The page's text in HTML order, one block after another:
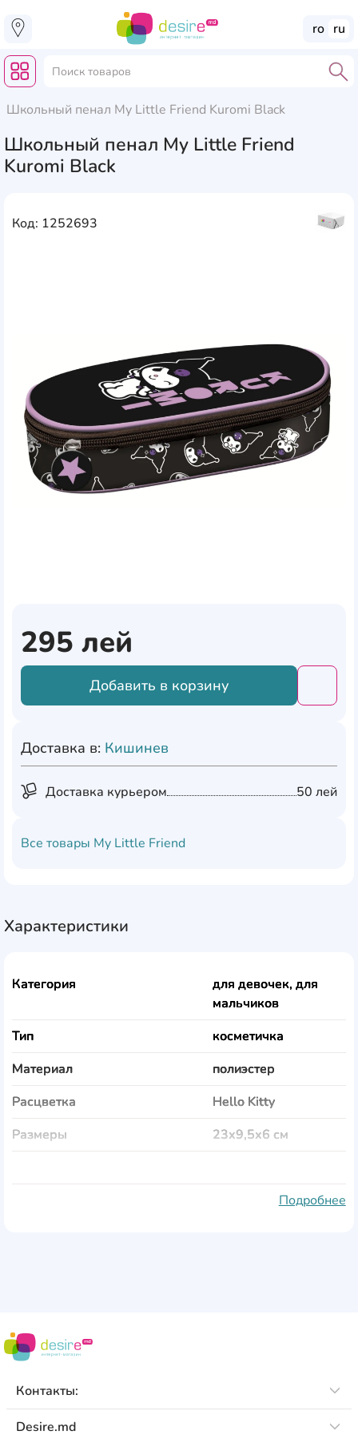
ro ru
Школьный пенал My Little Friend Kuromi Black
Школьный пенал My Little Friend
Kuromi Black
Код: 1252693
295 лей
Добавить в корзину
Доставка в: Кишинев
Доставка курьером 50 лей
Все товары My Little Friend
Характеристики
Категория
для девочек, для
мальчиков
Тип
косметичка
Материал
полиэстер
Расцветка
Hello Kitty
Размеры
23x9,5x6 см
Количество отделений
Количество отворотов
Вес
Подробнее
Контакты:
Desire.md